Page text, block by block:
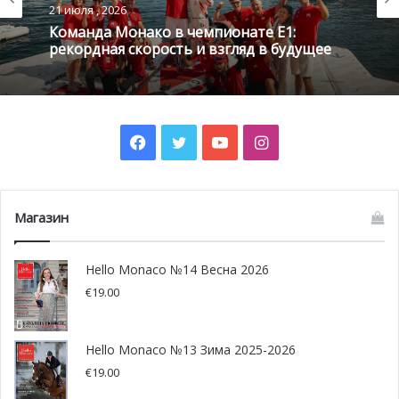
@ pickpik.com
Победа для франкфуртского
клуба Eintracht
Проиграв в финале 2017 года, Eintracht под
Германии 2018 года. Эта была первая крупная победа
франкфуртского клуба за тридцать лет! В том же сезоне
Ковачу удалось квалифицировать команду на участие в
Кубке Европы и вернуть ей былую славу в 2016 году.
Триумф Ковача с Баварией
21 июля , 2026
Команда Монако в чемпионате E1:
рекордная скорость и взгляд в будущее
Facebook
TwitterYouTubeInstagram
Магазин
Hello Monaco №14 Весна 2026
€19.00
Hello Monaco №13 Зима 2025-2026
€19.00